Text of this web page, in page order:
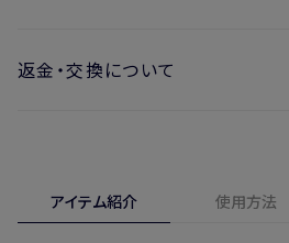
お届け日の目安
※新製品（限定製品）は除きます。
※定期販売のお申し込みは、7日後以降
返金・交換について
合、期間内*であれば、返金・交換サ
ます。アイテム紹介 使用方法